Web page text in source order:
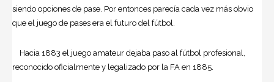
siendo opciones de pase. Por entonces parecía cada vez más obvio
que el juego de pases era el futuro del fútbol.
Hacia 1883 el juego amateur dejaba paso al fútbol profesional,
reconocido oficialmente y legalizado por la FA en 1885.